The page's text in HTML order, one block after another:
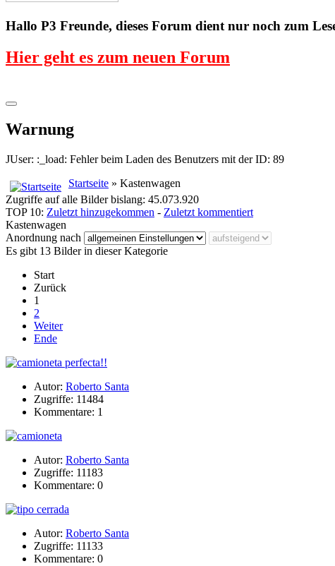
Hallo P3 Freunde, dieses Forum dient nur noch zum
Hier geht es zum neuen Forum
Warnung
JUser: :_load: Fehler beim Laden des Benutzers mit der ID: 89
Startseite » Kastenwagen
Zugriffe auf alle Bilder bislang: 45.073.920
TOP 10: Zuletzt hinzugekommen - Zuletzt kommentiert
Kastenwagen
Anordnung nach
Es gibt 13 Bilder in dieser Kategorie
Start
Zurück
1
2
Weiter
Ende
Autor: Roberto Santa
Zugriffe: 11484
Kommentare: 1
Autor: Roberto Santa
Zugriffe: 11183
Kommentare: 0
Autor: Roberto Santa
Zugriffe: 11133
Kommentare: 0